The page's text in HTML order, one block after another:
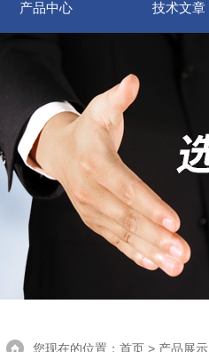
产品中心 技术文章
您现在的位置： 首页 > 产品展示